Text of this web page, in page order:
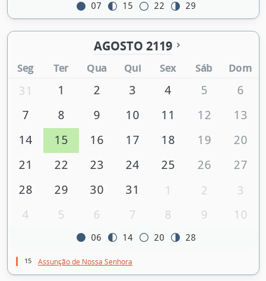
07 15 22 29
AGOSTO 2119
Seg Ter Qua Qui Sex Sáb Dom
31 1 2 3 4 5
6
7
8 9 10 11 12
13
14
15 16 17 18 19
20
21
22 23 24 25 26
27
28
29 30 31 1 2
3
4
5 6 7 8 9 10
06 14 20 28
15 Assunção de Nossa Senhora